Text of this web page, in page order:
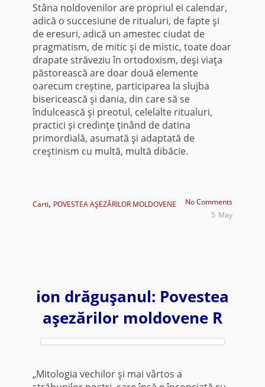
Stâna noldovenilor are propriul ei calendar,
adică o succesiune de ritualuri, de fapte şi
de eresuri, adică un amestec ciudat de
pragmatism, de mitic şi de mistic, toate doar
drapate străveziu în ortodoxism, deşi viaţa
păstorească are doar două elemente
oarecum creştine, participarea la slujba
bisericească şi dania, din care să se
îndulcească şi preotul, celelalte ritualuri,
practici şi credinţe ţinând de datina
primordială, asumată şi adaptată de
creştinism cu multă, multă dibăcie.
Carti, POVESTEA AŞEZĂRILOR MOLDOVENE
No Comments
May
5
ion drăguşanul: Povestea
aşezărilor moldovene R
„Mitologia vechilor şi mai vârtos a